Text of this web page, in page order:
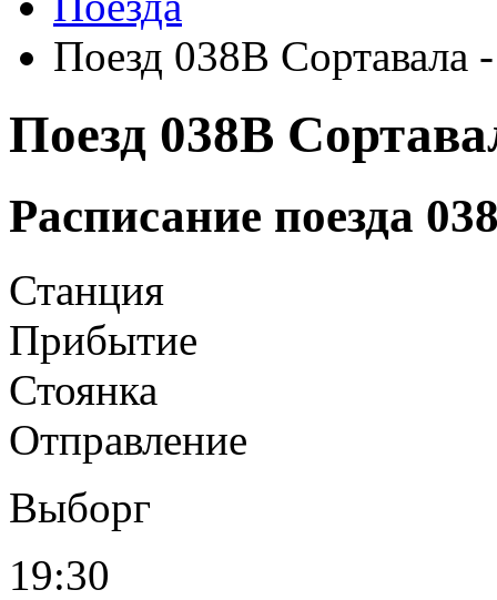
Поезд 038В Сортавала
Поезд 038В
Расписание поезда
Станция
Прибытие
Стоянка
Отправление
Выборг
19:30